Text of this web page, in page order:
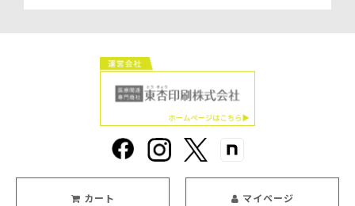
カート マイページ